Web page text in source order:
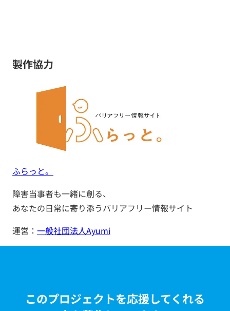
製作協力
ふらっと。
障害当事者も一緒に創る、
あなたの日常に寄り添うバリアフリー情報サイト
運営： 一般社団法人Ayumi
このプロジェクトを応援してくれる